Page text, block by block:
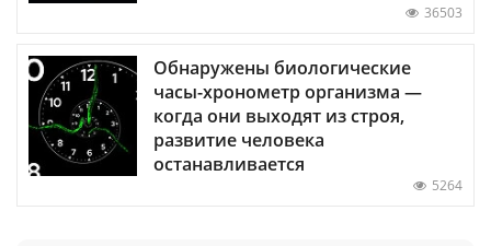
36503
Обнаружены биологические
часы-хронометр организма —
когда они выходят из строя,
развитие человека
останавливается
5264